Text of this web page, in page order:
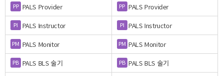
PP PALS Provider PP PALS Provider
PI PALS Instructor PI PALS Instructor
PM PALS Monitor PM PALS Monitor
PB PALS BLS 술기 PB PALS BLS 술기